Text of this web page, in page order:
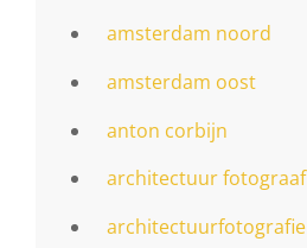
amsterdam noord
amsterdam oost
anton corbijn
architectuur fotograaf
architectuurfotografie